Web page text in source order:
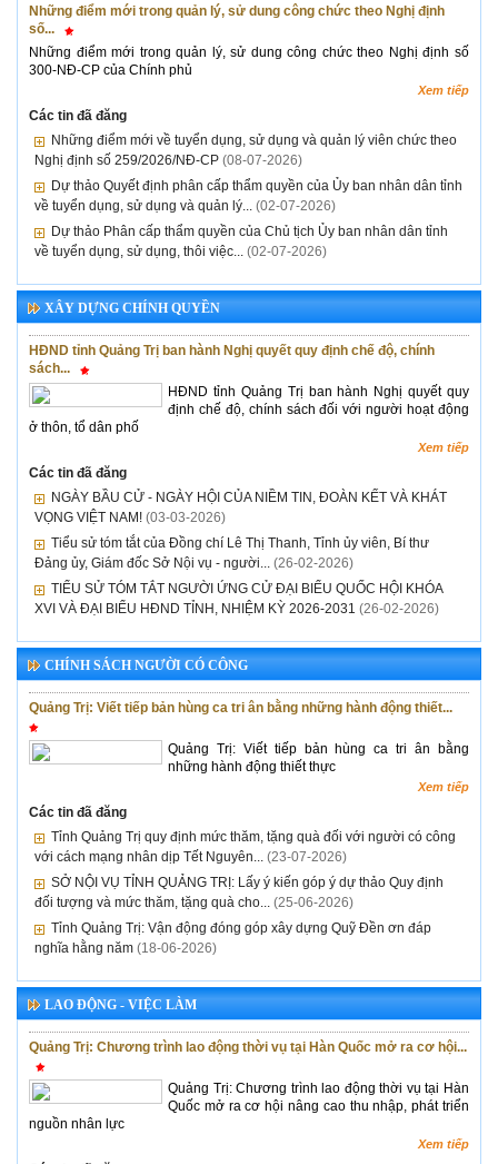
Những điểm mới trong quản lý, sử dung công chức theo Nghị định
số...
Những điểm mới trong quản lý, sử dung công chức theo Nghị định số
300-NĐ-CP của Chính phủ
Xem tiếp
Các tin đã đăng
Những điểm mới về tuyển dụng, sử dụng và quản lý viên chức theo
Nghị định số 259/2026/NĐ-CP (08-07-2026)
Dự thảo Quyết định phân cấp thẩm quyền của Ủy ban nhân dân tỉnh
về tuyển dụng, sử dụng và quản lý... (02-07-2026)
Dự thảo Phân cấp thẩm quyền của Chủ tịch Ủy ban nhân dân tỉnh
về tuyển dụng, sử dụng, thôi việc... (02-07-2026)
XÂY DỰNG CHÍNH QUYỀN
HĐND tỉnh Quảng Trị ban hành Nghị quyết quy định chế độ, chính
sách...
HĐND tỉnh Quảng Trị ban hành Nghị quyết quy
định chế độ, chính sách đối với người hoạt động
ở thôn, tổ dân phố
Xem tiếp
Các tin đã đăng
NGÀY BẦU CỬ - NGÀY HỘI CỦA NIỀM TIN, ĐOÀN KẾT VÀ KHÁT
VỌNG VIỆT NAM! (03-03-2026)
Tiểu sử tóm tắt của Đồng chí Lê Thị Thanh, Tỉnh ủy viên, Bí thư
Đảng ủy, Giám đốc Sở Nội vụ - người... (26-02-2026)
TIỂU SỬ TÓM TẮT NGƯỜI ỨNG CỬ ĐẠI BIỂU QUỐC HỘI KHÓA
XVI VÀ ĐẠI BIỂU HĐND TỈNH, NHIỆM KỲ 2026-2031 (26-02-2026)
CHÍNH SÁCH NGƯỜI CÓ CÔNG
Quảng Trị: Viết tiếp bản hùng ca tri ân bằng những hành động thiết...
Quảng Trị: Viết tiếp bản hùng ca tri ân bằng
những hành động thiết thực
Xem tiếp
Các tin đã đăng
Tỉnh Quảng Trị quy định mức thăm, tặng quà đối với người có công
với cách mạng nhân dịp Tết Nguyên... (23-07-2026)
SỞ NỘI VỤ TỈNH QUẢNG TRỊ: Lấy ý kiến góp ý dự thảo Quy định
đối tượng và mức thăm, tặng quà cho... (25-06-2026)
Tỉnh Quảng Trị: Vận động đóng góp xây dựng Quỹ Đền ơn đáp
nghĩa hằng năm (18-06-2026)
LAO ĐỘNG - VIỆC LÀM
Quảng Trị: Chương trình lao động thời vụ tại Hàn Quốc mở ra cơ hội...
Quảng Trị: Chương trình lao động thời vụ tại Hàn
Quốc mở ra cơ hội nâng cao thu nhập, phát triển
nguồn nhân lực
Xem tiếp